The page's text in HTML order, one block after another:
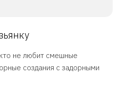
не любит смешные
создания с задорными